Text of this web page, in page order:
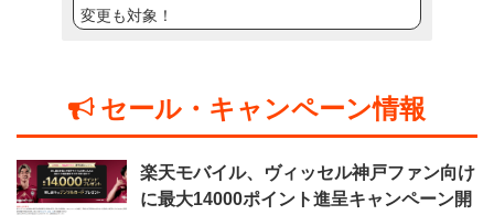
変更も対象！
セール・キャンペーン情報
楽天モバイル、ヴィッセル神戸ファン向け
に最大14000ポイント進呈キャンペーン開